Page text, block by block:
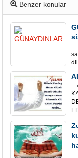
Benzer konular